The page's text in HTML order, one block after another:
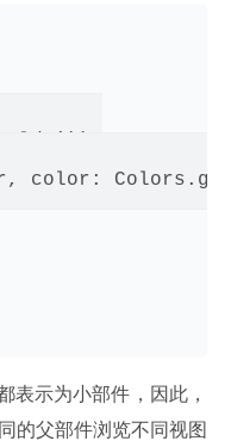
color:
表示为小部件，因此，
的父部件浏览不同视图